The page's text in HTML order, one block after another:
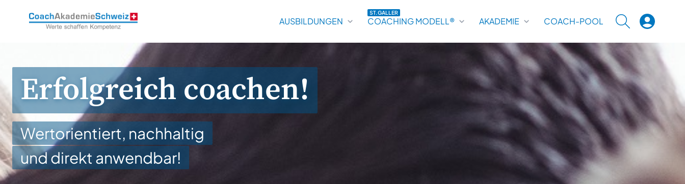
CoachAkademieSchweiz AUSBILDUNGEN
ST.GALLER
COACHING MODELL® AKADEMIE COACH-POOL SUCHE
Erfolgreich coachen!
Wertorientiert, nachhaltig
und direkt anwendbar!